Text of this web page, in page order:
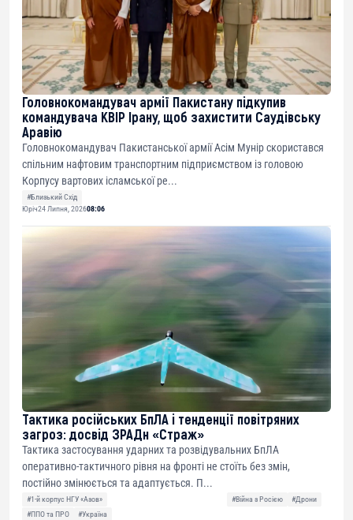
Головнокомандувач армії Пакистану підкупив
командувача КВІР Ірану, щоб захистити Саудівську
Аравію
Головнокомандувач Пакистанської армії Асім Мунір скористався
спільним нафтовим транспортним підприємством із головою
Корпусу вартових ісламської ре...
#Близький Схід
Юріч24 Липня, 202608:06
Тактика російських БпЛА і тенденції повітряних
загроз: досвід ЗРАДн «Страж»
Тактика застосування ударних та розвідувальних БпЛА
оперативно-тактичного рівня на фронті не стоїть без змін,
постійно змінюється та адаптується. П...
#1-й корпус НГУ «Азов» #Війна з Росією
#Дрони
#ППО та ПРО
#Україна